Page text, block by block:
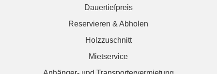
Dauertiefpreis
Reservieren & Abholen
Holzzuschnitt
Mietservice